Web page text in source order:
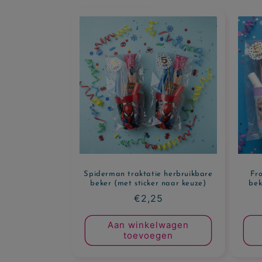
Spiderman traktatie herbruikbare
beker (met sticker naar keuze)
Normale
prijs
€2,25
Aan winkelwagen
toevoegen